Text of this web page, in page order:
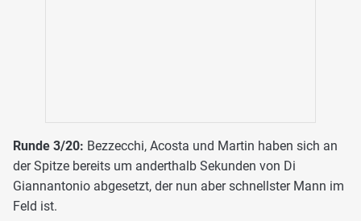
Runde 3/20: Bezzecchi, Acosta und Martin haben sich an
der Spitze bereits um anderthalb Sekunden von Di
Giannantonio abgesetzt, der nun aber schnellster Mann im
Feld ist.